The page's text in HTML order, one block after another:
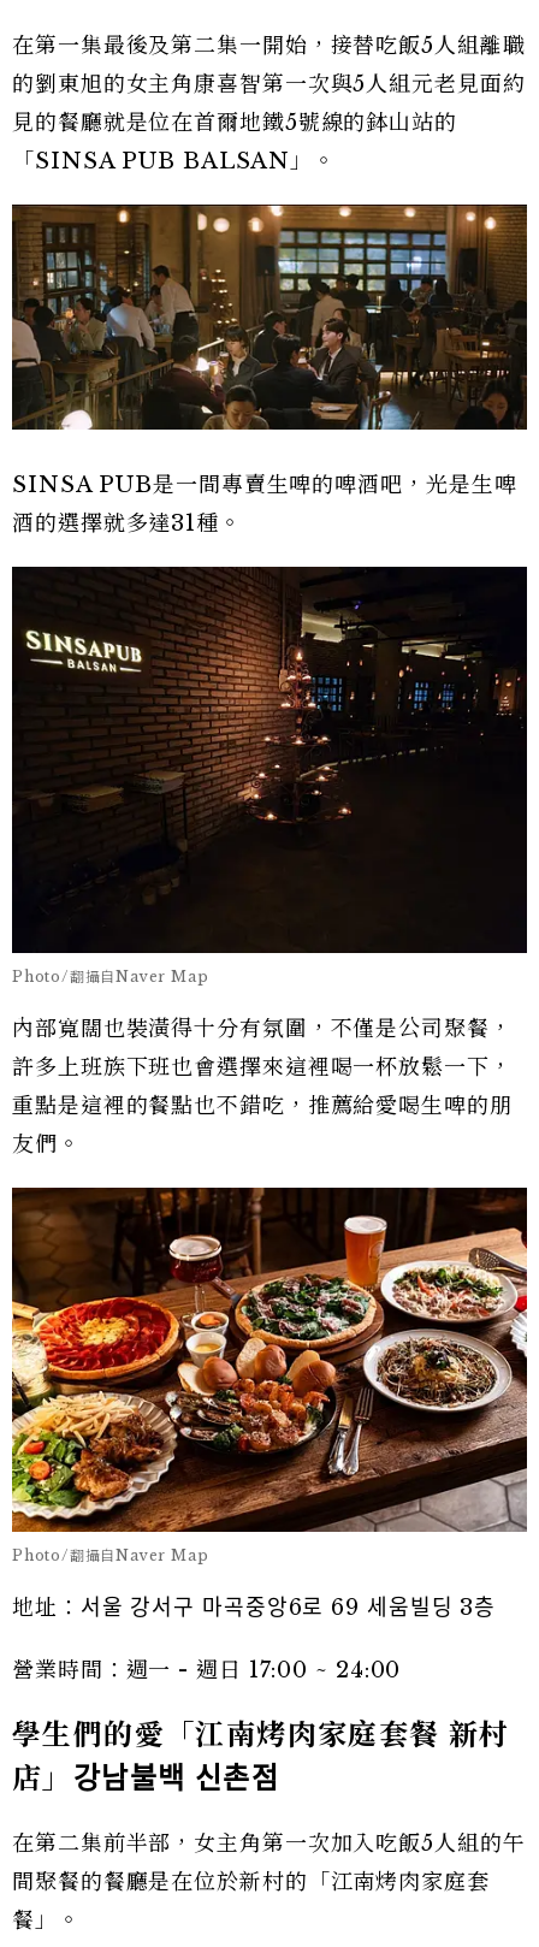
在第一集最後及第二集一開始，接替吃飯5人組離職
的劉東旭的女主角康喜智第一次與5人組元老見面約
見的餐廳就是位在首爾地鐵5號線的鉢山站的
「SINSA PUB BALSAN」。
SINSA PUB是一間專賣生啤的啤酒吧，光是生啤
酒的選擇就多達31種。
Photo/翻攝自Naver Map
內部寬闊也裝潢得十分有氛圍，不僅是公司聚餐，
許多上班族下班也會選擇來這裡喝一杯放鬆一下，
重點是這裡的餐點也不錯吃，推薦給愛喝生啤的朋
友們。
Photo/翻攝自Naver Map
地址：서울 강서구 마곡중앙6로 69 세움빌딩 3층
營業時間：週一 - 週日 17:00 ~ 24:00
學生們的愛「江南烤肉家庭套餐 新村
店」 강남불백 신촌점
在第二集前半部，女主角第一次加入吃飯5人組的午
間聚餐的餐廳是在位於新村的「江南烤肉家庭套
餐」。